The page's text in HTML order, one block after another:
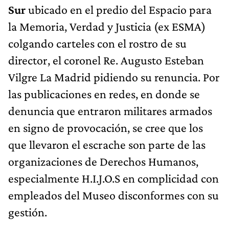
Surubicado en el predio del Espacio para
la Memoria, Verdad y Justicia (ex ESMA)
colgando carteles con el rostro de su
director, el coronel Re. Augusto Esteban
Vilgre La Madrid pidiendo su renuncia. Por
las publicaciones en redes, en donde se
denuncia que entraron militares armados
en signo de provocación, se cree que los
que llevaron el escrache son parte de las
organizaciones de Derechos Humanos,
especialmente H.I.J.O.S en complicidad con
empleados del Museo disconformes con su
gestión.